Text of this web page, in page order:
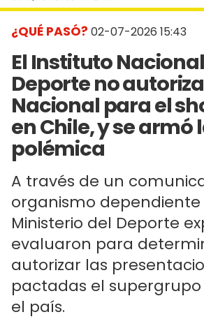
¿QUÉ PASÓ? 02-07-2026 15:43
El Instituto
Deporte no
Nacional para el
en Chile, y se armó
polémica
A través de un
organismo dependiente
Ministerio del Deporte
evaluaron para
autorizar las
pactadas el supergrupo
el país.